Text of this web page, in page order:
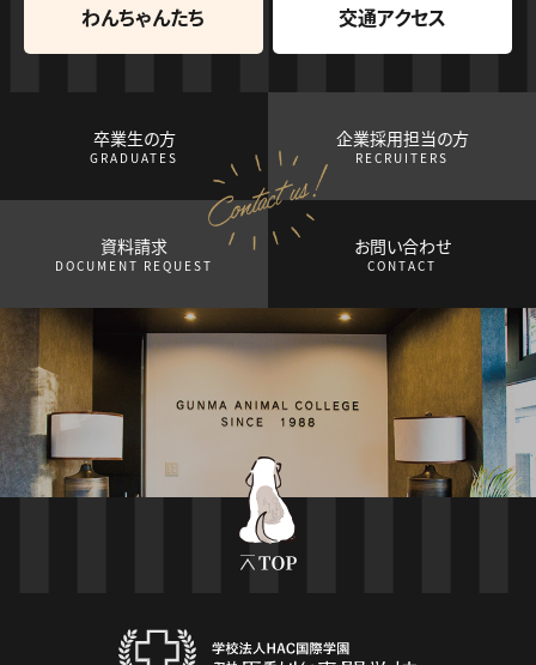
わんちゃんたち 交通アクセス
卒業生の方
GRADUATES
企業採用担当の方
RECRUITERS
資料請求
DOCUMENT REQUEST
お問い合わせ
CONTACT